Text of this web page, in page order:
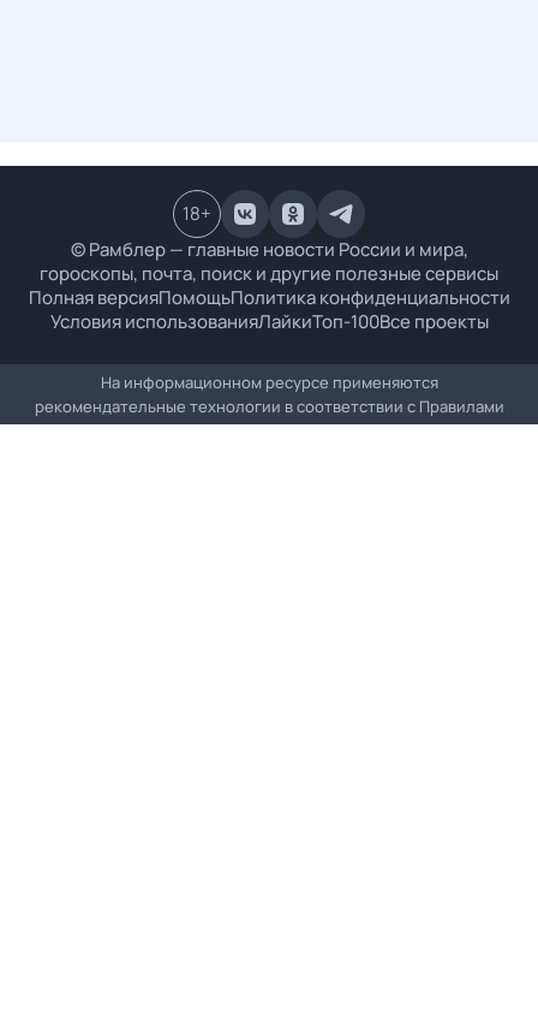
© Рамблер — главные новости России и мира,
гороскопы, почта, поиск и другие полезные сервисы
Полная версияПомощьПолитика конфиденциальности
Условия использованияЛайкиТоп-100Все проекты
18+
На информационном ресурсе применяются
рекомендательные технологии в соответствии с Правилами